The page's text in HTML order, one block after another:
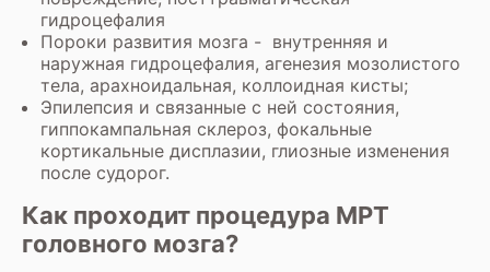
гидроцефалия
Пороки развития мозга - внутренняя и
наружная гидроцефалия, агенезия мозолистого
тела, арахноидальная, коллоидная кисты;
Эпилепсия и связанные с ней состояния,
гиппокампальная склероз, фокальные
кортикальные дисплазии, глиозные изменения
после судорог.
Как проходит процедура МРТ
головного мозга?